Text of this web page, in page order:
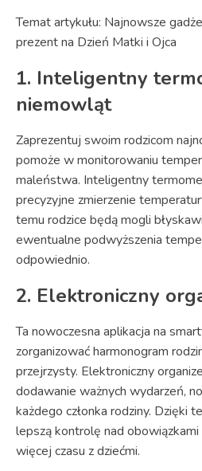
Temat artykułu: Najnowsze
prezent na Dzień Matki i Ojca
1. Inteligentny
niemowląt
Zaprezentuj swoim rodzicom
pomoże w monitorowaniu
maleństwa. Inteligentny
precyzyjne zmierzenie
temu rodzice będą mogli
ewentualne podwyższenia
odpowiednio.
2. Elektroniczny
Ta nowoczesna aplikacja na
zorganizować harmonogram
przejrzysty. Elektroniczny
dodawanie ważnych wydarzeń,
każdego członka rodziny. Dzięki
lepszą kontrolę nad
więcej czasu z dziećmi.